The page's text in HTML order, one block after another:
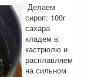
Делаем
сироп: 100г
сахара
кладем в
кастрюлю и
расплавляем
на сильном